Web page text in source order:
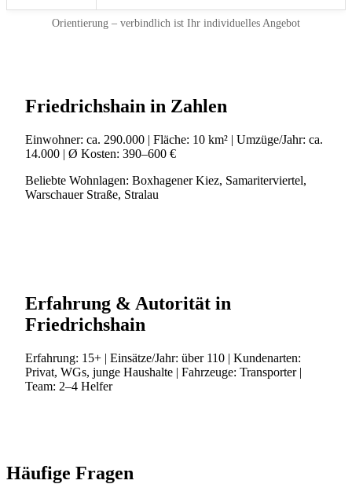
Orientierung – verbindlich ist Ihr individuelles Angebot
Friedrichshain in Zahlen
Einwohner: ca. 290.000 | Fläche: 10 km² | Umzüge/Jahr: ca.
14.000 | Ø Kosten: 390–600 €
Beliebte Wohnlagen: Boxhagener Kiez, Samariterviertel,
Warschauer Straße, Stralau
Erfahrung & Autorität in
Friedrichshain
Erfahrung: 15+ | Einsätze/Jahr: über 110 | Kundenarten:
Privat, WGs, junge Haushalte | Fahrzeuge: Transporter|
Team: 2–4 Helfer
Häufige Fragen